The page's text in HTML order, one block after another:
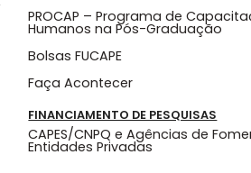
PROCAP – Programa de
Humanos na Pós-Graduação
Bolsas FUCAPE
Faça Acontecer
FINANCIAMENTO DE PESQUISAS
CAPES/CNPQ e Agências de
Entidades Privadas